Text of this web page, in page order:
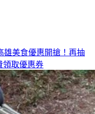
雄美食優惠開搶！再抽
領取優惠券